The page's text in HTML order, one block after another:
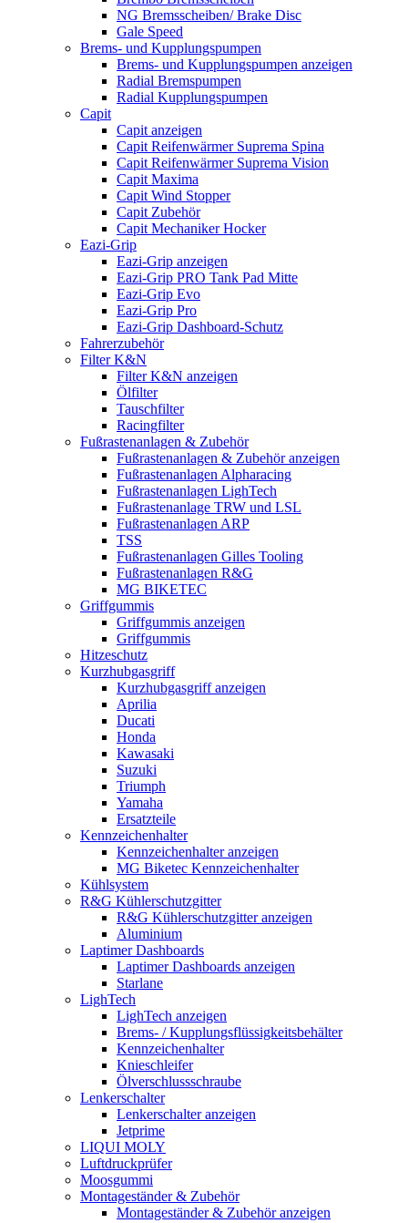
NG Bremsscheiben/ Brake Disc
Gale Speed
Brems- und Kupplungspumpen
Brems- und Kupplungspumpen anzeigen
Radial Bremspumpen
Radial Kupplungspumpen
Capit
Capit anzeigen
Capit Reifenwärmer Suprema Spina
Capit Reifenwärmer Suprema Vision
Capit Maxima
Capit Wind Stopper
Capit Zubehör
Capit Mechaniker Hocker
Eazi-Grip
Eazi-Grip anzeigen
Eazi-Grip PRO Tank Pad Mitte
Eazi-Grip Evo
Eazi-Grip Pro
Eazi-Grip Dashboard-Schutz
Fahrerzubehör
Filter K&N
Filter K&N anzeigen
Ölfilter
Tauschfilter
Racingfilter
Fußrastenanlagen & Zubehör
Fußrastenanlagen & Zubehör anzeigen
Fußrastenanlagen Alpharacing
Fußrastenanlagen LighTech
Fußrastenanlage TRW und LSL
Fußrastenanlagen ARP
TSS
Fußrastenanlagen Gilles Tooling
Fußrastenanlagen R&G
MG BIKETEC
Griffgummis
Griffgummis anzeigen
Griffgummis
Hitzeschutz
Kurzhubgasgriff
Kurzhubgasgriff anzeigen
Aprilia
Ducati
Honda
Kawasaki
Suzuki
Triumph
Yamaha
Ersatzteile
Kennzeichenhalter
Kennzeichenhalter anzeigen
MG Biketec Kennzeichenhalter
Kühlsystem
R&G Kühlerschutzgitter
R&G Kühlerschutzgitter anzeigen
Aluminium
Laptimer Dashboards
Laptimer Dashboards anzeigen
Starlane
LighTech
LighTech anzeigen
Brems- / Kupplungsflüssigkeitsbehälter
Kennzeichenhalter
Knieschleifer
Ölverschlussschraube
Lenkerschalter
Lenkerschalter anzeigen
Jetprime
LIQUI MOLY
Luftdruckprüfer
Moosgummi
Montageständer & Zubehör
Montageständer & Zubehör anzeigen